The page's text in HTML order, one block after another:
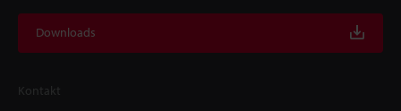
Downloads
Kontakt